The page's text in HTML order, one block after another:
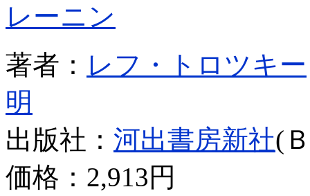
レーニン
著者： レフ・トロツキー
明
出版社： 河出書房新社(
価格： 2,913円